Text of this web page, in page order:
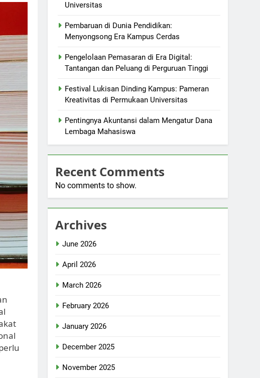
Universitas
Pembaruan di Dunia Pendidikan:
Menyongsong Era Kampus Cerdas
Pengelolaan Pemasaran di Era Digital:
Tantangan dan Peluang di Perguruan Tinggi
Festival Lukisan Dinding Kampus: Pameran
Kreativitas di Permukaan Universitas
Pentingnya Akuntansi dalam Mengatur Dana
Lembaga Mahasiswa
Recent Comments
No comments to show.
Archives
June 2026
April 2026
March 2026
February 2026
January 2026
December 2025
November 2025